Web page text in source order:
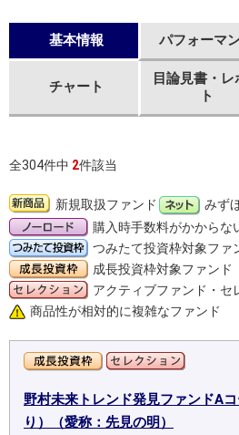
基本情報 パフォーマ
チャート
目論見書・レ
ト
全304件中 2件該当
新規取扱ファンド
みず
購入時手数料がかからな
つみたて投資枠対象ファ
成長投資枠対象ファンド
アクティブファンド・セ
商品性が相対的に複雑なファンド
野村未来トレンド発見ファンドA
り）（愛称：先見の明）